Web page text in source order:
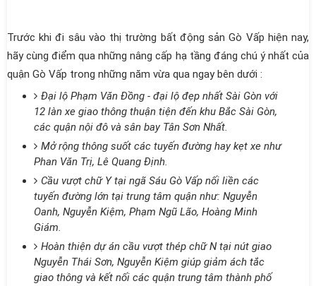
Trước khi đi sâu vào thị trường bất động sản Gò Vấp hiện nay,
hãy cùng điểm qua những nâng cấp hạ tầng đáng chú ý nhất của
quận Gò Vấp trong những năm vừa qua ngay bên dưới :
Đại lộ Phạm Văn Đồng - đại lộ đẹp nhất Sài Gòn với
12 làn xe giao thông thuận tiện đến khu Bắc Sài Gòn,
các quận nội đô và sân bay Tân Sơn Nhất.
Mở rộng thông suốt các tuyến đường hay kẹt xe như
Phan Văn Trị, Lê Quang Định.
Cầu vượt chữ Y tại ngã Sáu Gò Vấp nối liền các
tuyến đường lớn tại trung tâm quận như: Nguyễn
Oanh, Nguyễn Kiệm, Phạm Ngũ Lão, Hoàng Minh
Giám.
Hoàn thiện dự án cầu vượt thép chữ N tại nút giao
Nguyễn Thái Sơn, Nguyễn Kiệm giúp giảm ách tắc
giao thông và kết nối các quận trung tâm thành phố